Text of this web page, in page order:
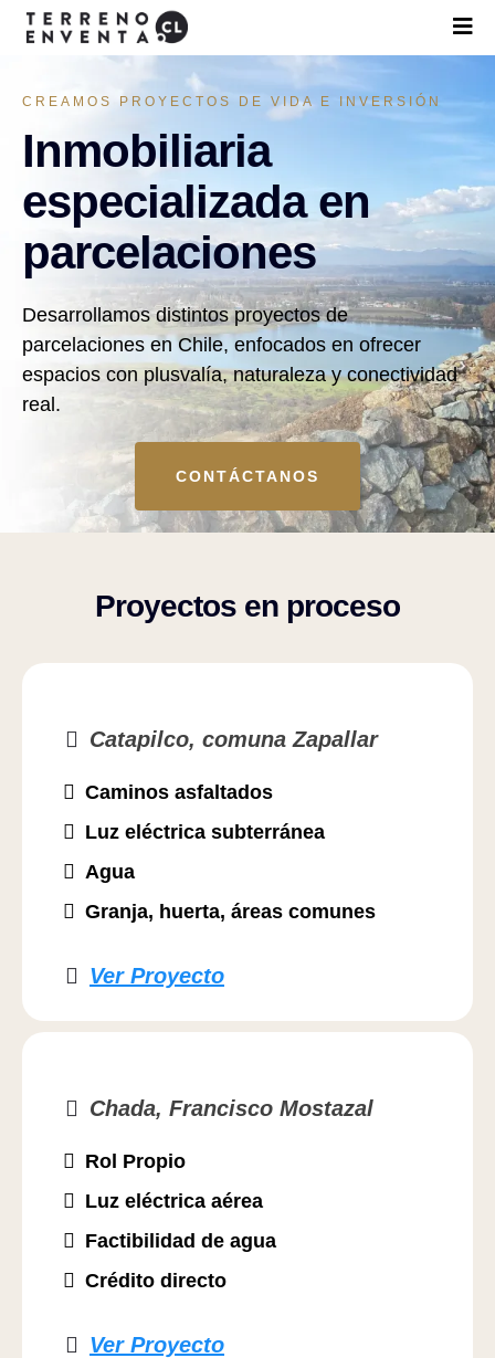
CREAMOS PROYECTOS DE VIDA E INVERSIÓN
Inmobiliaria
especializada en
parcelaciones
Desarrollamos distintos proyectos de
parcelaciones en Chile, enfocados en ofrecer
espacios con plusvalía, naturaleza y conectividad
real.
CONTÁCTANOS
Proyectos en proceso
Catapilco, comuna Zapallar
Caminos asfaltados
Luz eléctrica subterránea
Agua
Granja, huerta, áreas comunes
Ver Proyecto
Chada, Francisco Mostazal
Rol Propio
Luz eléctrica aérea
Factibilidad de agua
Crédito directo
Ver Proyecto